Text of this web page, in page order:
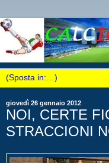
giovedì 26 gennaio 2012
NOI, CERTE
STRACCIONI